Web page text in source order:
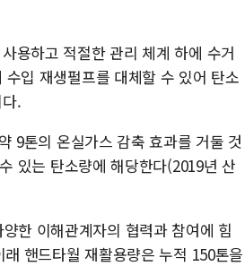
용하고 적절한 관리 체계 하에 수거
입 재생펄프를 대체할 수 있어 탄소
.
9톤의 온실가스 감축 효과를 거둘 것
있는 탄소량에 해당한다(2019년 산
한 이해관계자의 협력과 참여에 힘
핸드타월 재활용량은 누적 150톤을